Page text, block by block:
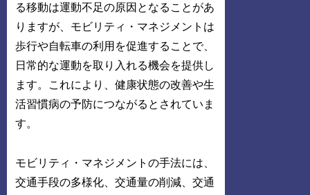
る移動は運動不足の原因となることがあ
りますが、モビリティ・マネジメントは
歩行や自転車の利用を促進することで、
日常的な運動を取り入れる機会を提供し
ます。これにより、健康状態の改善や生
活習慣病の予防につながるとされていま
す。
モビリティ・マネジメントの手法には、
交通手段の多様化、交通量の削減、交通